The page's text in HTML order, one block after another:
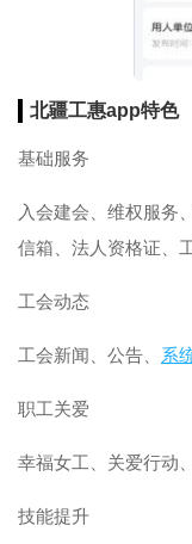
北疆工惠app特色
基础服务
入会建会、维权服务
信箱、法人资格证、
工会动态
工会新闻、公告、 系
职工关爱
幸福女工、关爱行动
技能提升